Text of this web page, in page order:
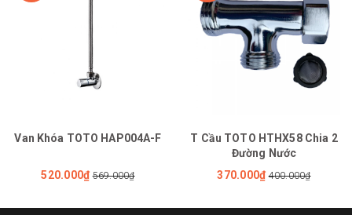
Van Khóa TOTO HAP004A-F
520.000₫ 569.000₫
T Cầu TOTO HTHX58 Chia 2
Đường Nước
370.000₫ 400.000₫